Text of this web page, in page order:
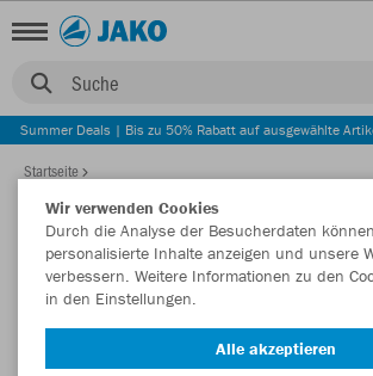
Suche
Summer Deals | Bis zu 50% Rabatt auf ausgewählte
Startseite
Wir verwenden Cookies
Durch die Analyse der Besucherdaten
personalisierte Inhalte anzeigen und unsere
verbessern. Weitere Informationen zu den
in den Einstellungen.
Alle akzeptieren